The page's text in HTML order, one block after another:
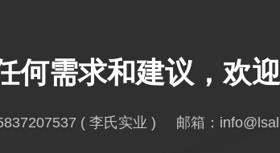
何需求和建议，欢
( 李氏实业 ) 邮箱：